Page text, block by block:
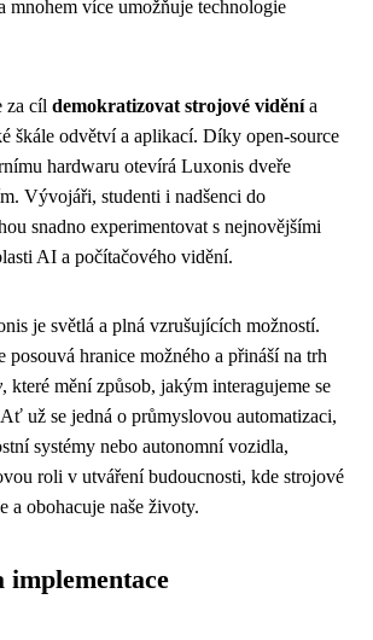
mnohem více umožňuje technologie
za cíl demokratizovat strojové viděnía
škále odvětví a aplikací. Díky open-source
hardwaru otevírá Luxonis dveře
Vývojáři, studenti i nadšenci do
snadno experimentovat s nejnovějšími
AI a počítačového vidění.
je světlá a plná vzrušujících možností.
posouvá hranice možného a přináší na trh
, které mění způsob, jakým interagujeme se
už se jedná o průmyslovou automatizaci,
systémy nebo autonomní vozidla,
roli v utváření budoucnosti, kde strojové
a obohacuje naše životy.
implementace